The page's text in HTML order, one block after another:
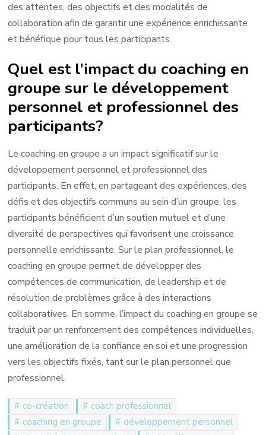
des attentes, des objectifs et des modalités de
collaboration afin de garantir une expérience enrichissante
et bénéfique pour tous les participants.
Quel est l’impact du coaching en
groupe sur le développement
personnel et professionnel des
participants?
Le coaching en groupe a un impact significatif sur le
développement personnel et professionnel des
participants. En effet, en partageant des expériences, des
défis et des objectifs communs au sein d’un groupe, les
participants bénéficient d’un soutien mutuel et d’une
diversité de perspectives qui favorisent une croissance
personnelle enrichissante. Sur le plan professionnel, le
coaching en groupe permet de développer des
compétences de communication, de leadership et de
résolution de problèmes grâce à des interactions
collaboratives. En somme, l’impact du coaching en groupe se
traduit par un renforcement des compétences individuelles,
une amélioration de la confiance en soi et une progression
vers les objectifs fixés, tant sur le plan personnel que
professionnel.
co-création
coach professionnel
coaching en groupe
développement personnel